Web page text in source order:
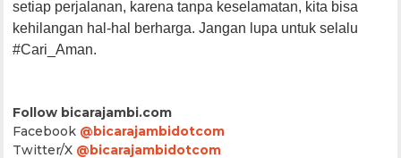
setiap perjalanan, karena tanpa keselamatan, kita bisa
kehilangan hal-hal berharga. Jangan lupa untuk selalu
#Cari_Aman.
Follow bicarajambi.com
Facebook @bicarajambidotcom
Twitter/X @bicarajambidotcom